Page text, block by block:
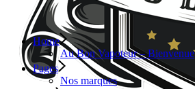
Home
Au Bon Vapoteur – Bienvenue
Pages
Nos marques